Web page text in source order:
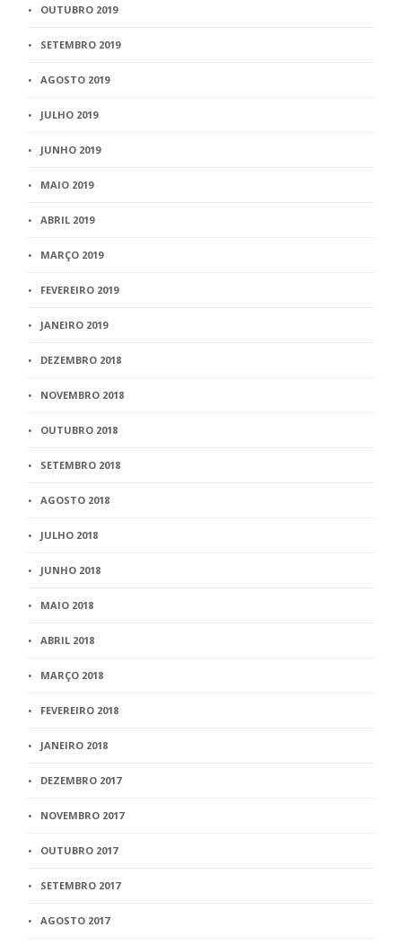
OUTUBRO 2019
SETEMBRO 2019
AGOSTO 2019
JULHO 2019
JUNHO 2019
MAIO 2019
ABRIL 2019
MARÇO 2019
FEVEREIRO 2019
JANEIRO 2019
DEZEMBRO 2018
NOVEMBRO 2018
OUTUBRO 2018
SETEMBRO 2018
AGOSTO 2018
JULHO 2018
JUNHO 2018
MAIO 2018
ABRIL 2018
MARÇO 2018
FEVEREIRO 2018
JANEIRO 2018
DEZEMBRO 2017
NOVEMBRO 2017
OUTUBRO 2017
SETEMBRO 2017
AGOSTO 2017